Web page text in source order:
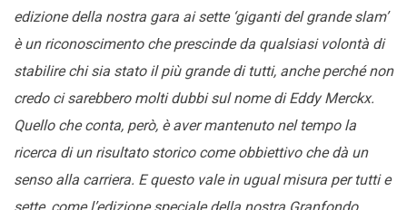
edizione della nostra gara ai sette ‘giganti del grande slam’
è un riconoscimento che prescinde da qualsiasi volontà di
stabilire chi sia stato il più grande di tutti, anche perché non
credo ci sarebbero molti dubbi sul nome di Eddy Merckx.
Quello che conta, però, è aver mantenuto nel tempo la
ricerca di un risultato storico come obbiettivo che dà un
senso alla carriera. E questo vale in ugual misura per tutti e